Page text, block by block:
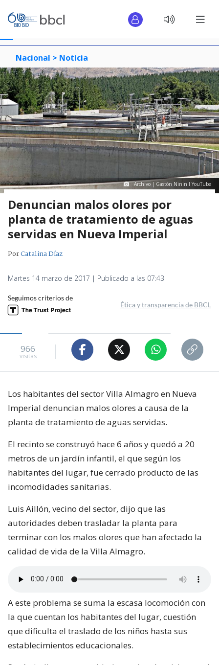
Nacional > Noticia
Archivo | Gastón Ninin I YouTube
Denuncian malos olores por
planta de tratamiento de aguas
servidas en Nueva Imperial
PorCatalina Díaz
Martes 14 marzo de 2017 | Publicado a las 07:43
Seguimos criterios de
Ética y transparencia de BBCL
966
visitas
Los habitantes del sector Villa Almagro en Nueva
Imperial denuncian malos olores a causa de la
planta de tratamiento de aguas servidas.
El recinto se construyó hace 6 años y quedó a 20
metros de un jardín infantil, el que según los
habitantes del lugar, fue cerrado producto de las
incomodidades sanitarias.
Luis Aillón, vecino del sector, dijo que las
autoridades deben trasladar la planta para
terminar con los malos olores que han afectado la
calidad de vida de la Villa Almagro.
A este problema se suma la escasa locomoción con
la que cuentan los habitantes del lugar, cuestión
que dificulta el traslado de los niños hasta sus
establecimientos educacionales.